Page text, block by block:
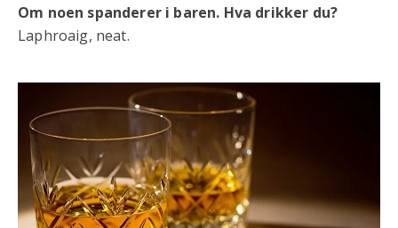
Om noen spanderer i baren. Hva drikker du?
Laphroaig, neat.